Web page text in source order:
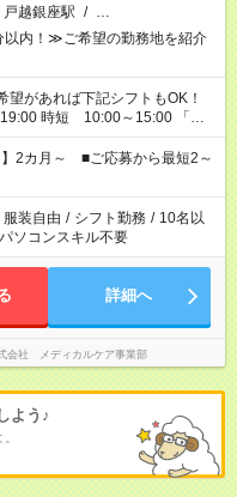
戸越銀座駅 / …
内！≫ご希望の勤務地を紹介
時短 10:00～15:00 「家
持って夕飯の準備がしたい」
など、ご希望を教えてください
。 合計で週40時間を超える場
】2カ月～ ■ご応募から最短2～
服装自由 / シフト勤務 / 10名以
パソコンスキル不要
詳細へ
会社 メディカルケア事業部
よう♪